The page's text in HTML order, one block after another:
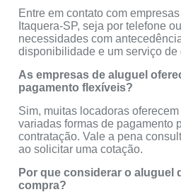
Entre em contato com
Itaquera-SP, seja por telefone
necessidades com
disponibilidade e um serviço
As empresas de aluguel
pagamento flexíveis?
Sim, muitas locadoras
variadas formas de pagamento
contratação. Vale a pena
ao solicitar uma cotação.
Por que considerar o aluguel
compra?